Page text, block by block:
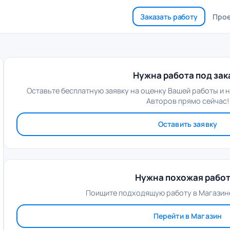
Заказать работу
Нужна работа под
Оставьте бесплатную заявку на оценку Вашей работы и
Авторов прямо сейчас!
Оставить заявку
Нужна похожая
Поищите подходящую работу в
Перейти в Магазин